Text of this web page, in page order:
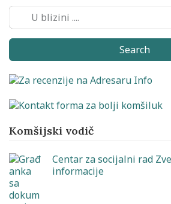
Search
Komšijski vodič
Centar za socijalni rad
informacije